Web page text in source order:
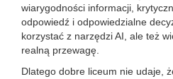
wiarygodności informacji,
odpowiedź i odpowiedzialne
korzystać z narzędzi AI, ale też
realną przewagę.
Dlatego dobre liceum nie udaje,